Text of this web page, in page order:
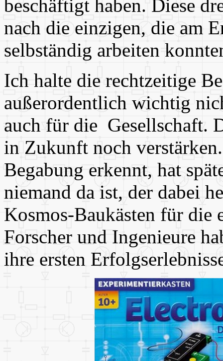
beschäftigt haben. Diese
nach die einzigen, die am
selbständig arbeiten
Ich halte die rechtzeitige
außerordentlich wichtig
auch für die Gesellschaft.
in Zukunft noch
Begabung erkennt, hat
niemand da ist, der dabei
Kosmos-Baukästen für die
Forscher und Ingenieure
ihre ersten